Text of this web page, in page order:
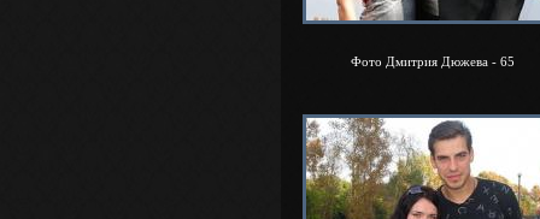
Фото Дмитрия Дюжева - 65